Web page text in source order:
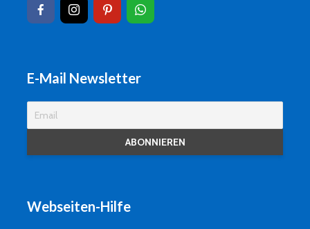
E-Mail Newsletter
Webseiten-Hilfe